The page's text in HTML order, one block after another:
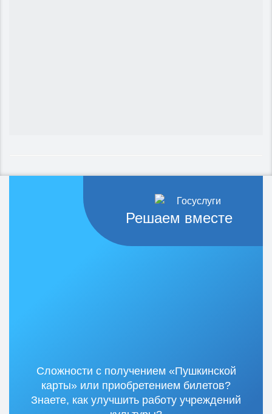
Решаем вместе
Сложности с получением «Пушкинской
карты» или приобретением билетов?
Знаете, как улучшить работу учреждений